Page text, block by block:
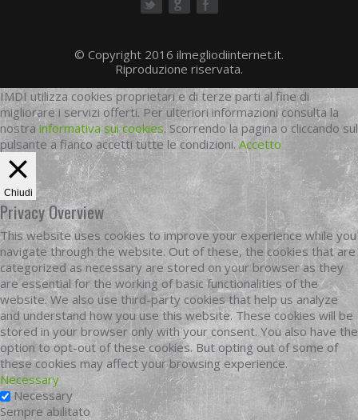
© Copyright 2016 ilmegliodiinternet.it.
Riproduzione riservata.
IMDI utilizza cookies proprietari e di terze parti al fine di
migliorare i servizi offerti. Per ulteriori informazioni consulta la
nostra informativa sui cookies. Scorrendo la pagina o cliccando sul
pulsante a fianco accetti tutte le condizioni.Accetto
Chiudi
Privacy Overview
This website uses cookies to improve your experience while you
navigate through the website. Out of these, the cookies that are
categorized as necessary are stored on your browser as they
are essential for the working of basic functionalities of the
website. We also use third-party cookies that help us analyze
and understand how you use this website. These cookies will be
stored in your browser only with your consent. You also have the
option to opt-out of these cookies. But opting out of some of
these cookies may affect your browsing experience.
Necessary
Necessary
Sempre abilitato